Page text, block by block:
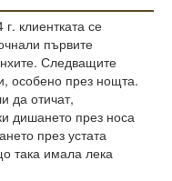
клиентката се
първите
Следващите
особено през нощта.
да отичат,
дишането през носа
през устата
така имала лека